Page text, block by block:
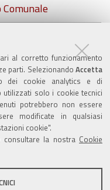
al corretto funzionamento
parti. Selezionando Accetta
dei cookie analytics e di
utilizzati solo i cookie tecnici
potrebbero non essere
modificate in qualsiasi
cookie".
la nostra Cookie
Comunale
sito